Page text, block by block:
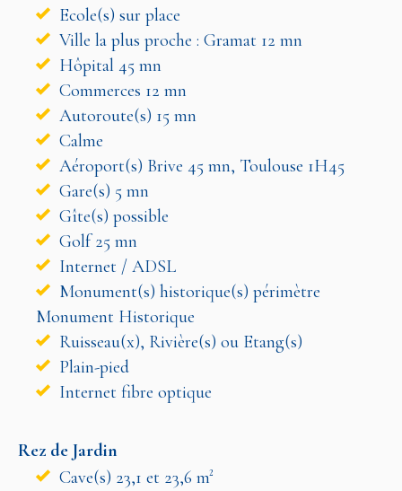
Ecole(s) sur place
Ville la plus proche : Gramat 12 mn
Hôpital 45 mn
Commerces 12 mn
Autoroute(s) 15 mn
Calme
Aéroport(s) Brive 45 mn, Toulouse 1H45
Gare(s) 5 mn
Gîte(s) possible
Golf 25 mn
Internet / ADSL
Monument(s) historique(s) périmètre
Monument Historique
Ruisseau(x), Rivière(s) ou Etang(s)
Plain-pied
Internet fibre optique
Rez de Jardin
Cave(s) 23,1 et 23,6 m²